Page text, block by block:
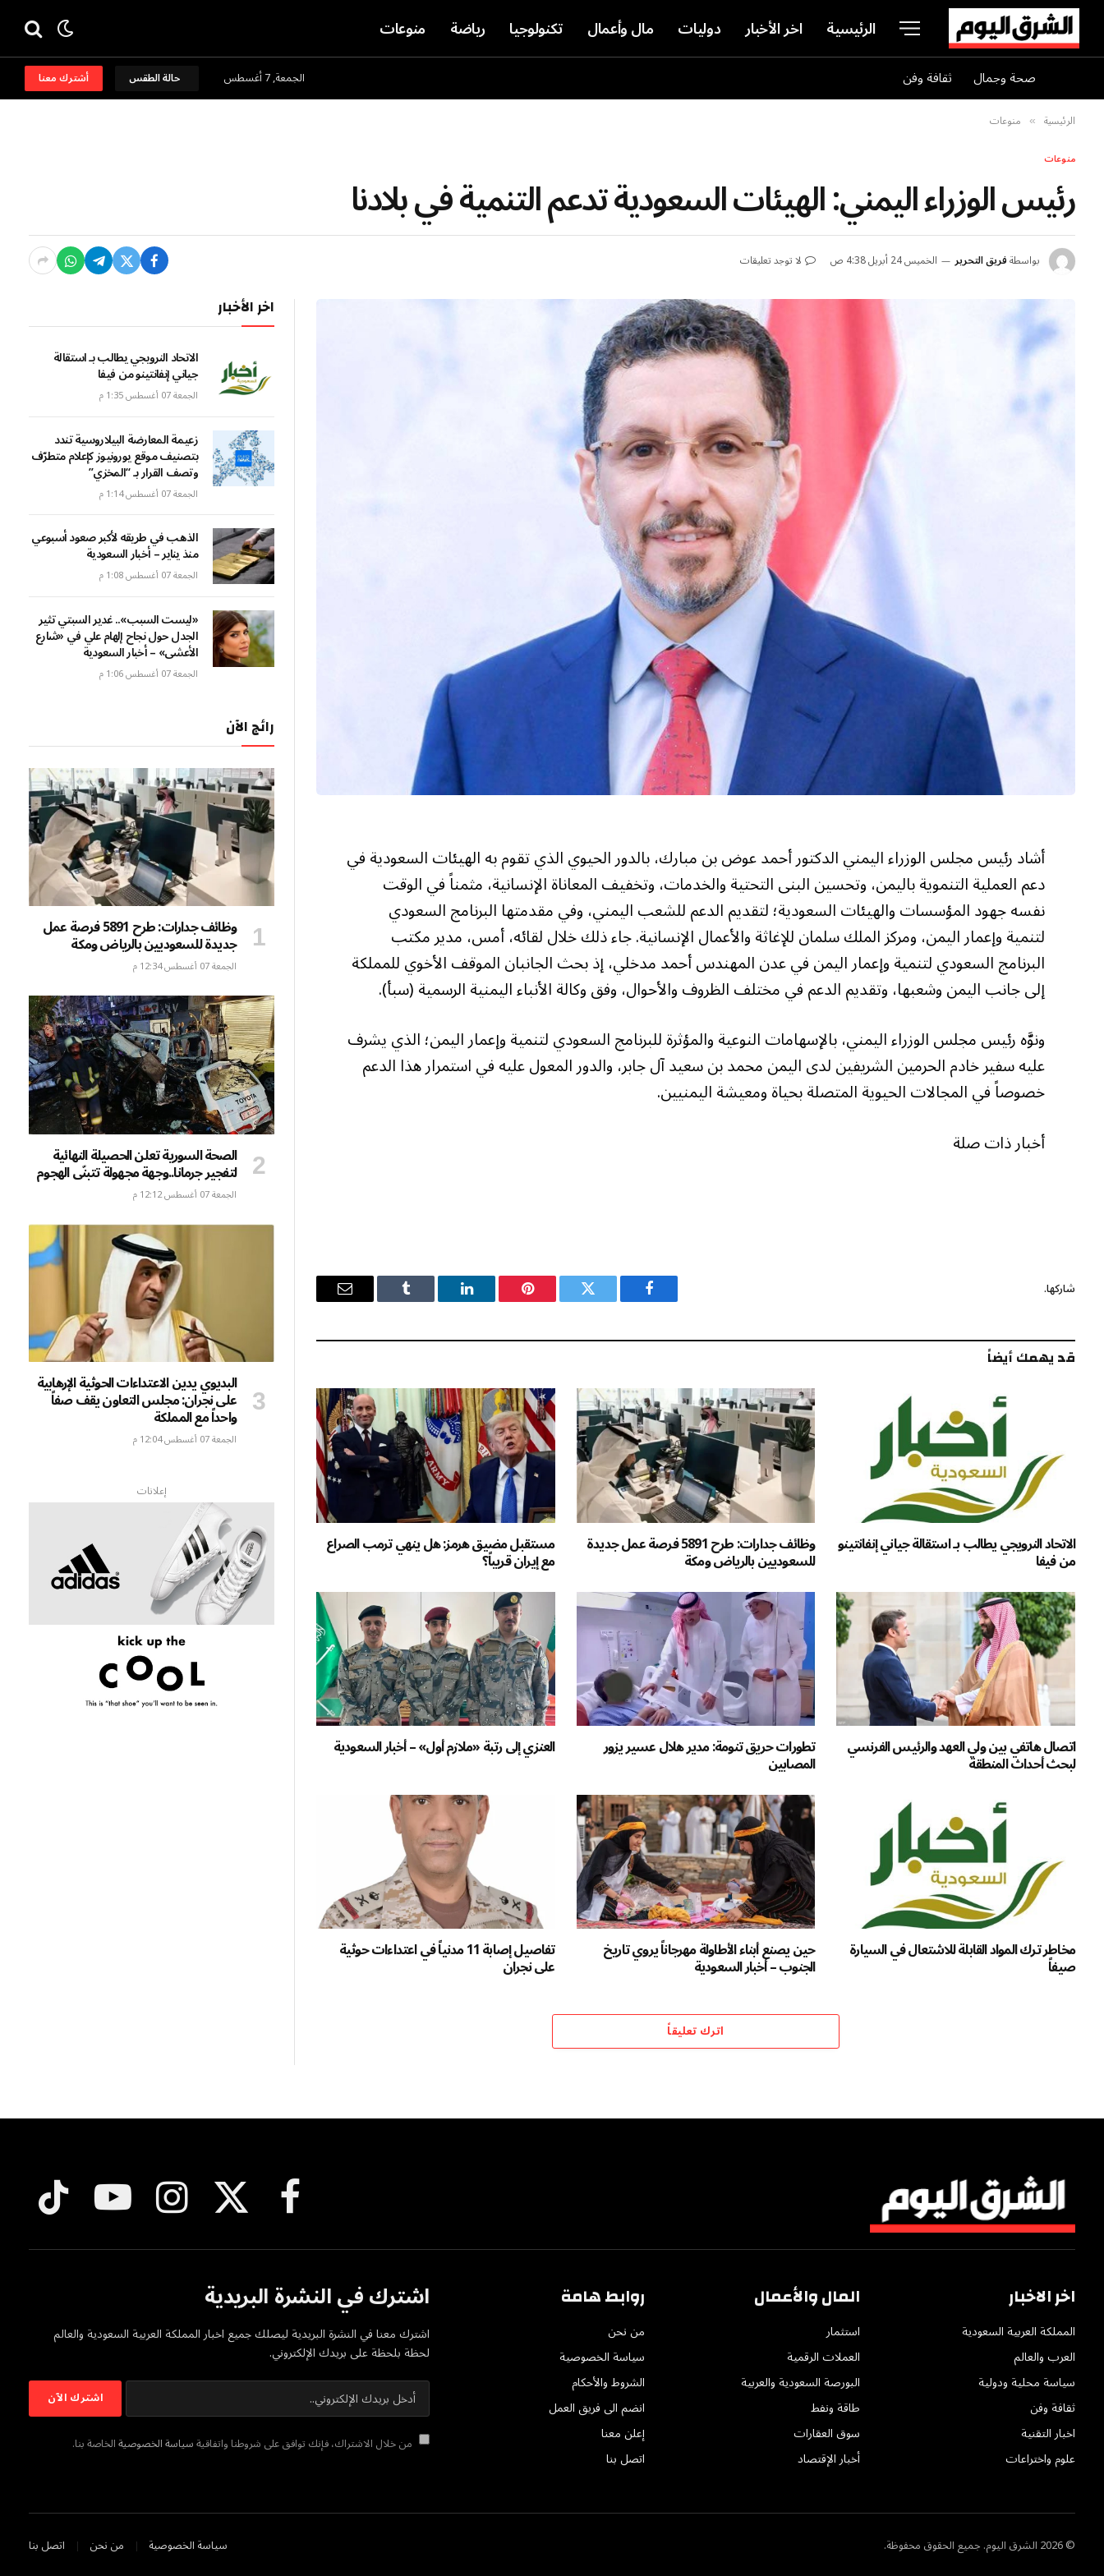
الرئيسية اخر الأخبار دوليات مال وأعمال تكنولوجيا رياضة منوعات
صحة وجمال ثقافة وفن الجمعة, 7 أغسطس حالة الطقس أشترك معنا
الرئيسية » منوعات
منوعات
رئيس الوزراء اليمني: الهيئات السعودية تدعم التنمية في بلادنا
بواسطةفريق التحرير الخميس 24 أبريل 4:38 ص لا توجد تعليقات
أشاد رئيس مجلس الوزراء اليمني الدكتور أحمد عوض بن مبارك، بالدور الحيوي الذي تقوم به الهيئات السعودية في
دعم العملية التنموية باليمن، وتحسين البنى التحتية والخدمات، وتخفيف المعاناة الإنسانية، مثمناً في الوقت
نفسه جهود المؤسسات والهيئات السعودية؛ لتقديم الدعم للشعب اليمني، وفي مقدمتها البرنامج السعودي
لتنمية وإعمار اليمن، ومركز الملك سلمان للإغاثة والأعمال الإنسانية. جاء ذلك خلال لقائه، أمس، مدير مكتب
البرنامج السعودي لتنمية وإعمار اليمن في عدن المهندس أحمد مدخلي، إذ بحث الجانبان الموقف الأخوي للمملكة
إلى جانب اليمن وشعبها، وتقديم الدعم في مختلف الظروف والأحوال، وفق وكالة الأنباء اليمنية الرسمية (سبأ).
ونوَّه رئيس مجلس الوزراء اليمني، بالإسهامات النوعية والمؤثرة للبرنامج السعودي لتنمية وإعمار اليمن؛ الذي يشرف
عليه سفير خادم الحرمين الشريفين لدى اليمن محمد بن سعيد آل جابر، والدور المعول عليه في استمرار هذا الدعم
خصوصاً في المجالات الحيوية المتصلة بحياة ومعيشة اليمنيين.
أخبار ذات صلة
شاركها.
فيسبوك تويتر بينتيريستلينكدإن Tumblr
البريد
قد يهمك أيضاً
الاتحاد النرويجي يطالب بـ استقالة جياني إنفانتينو
من فيفا
وظائف جدارات: طرح 5891 فرصة عمل جديدة
للسعوديين بالرياض ومكة
مستقبل مضيق هرمز: هل ينهي ترمب الصراع
مع إيران قريباً؟
اتصال هاتفي بين ولي العهد والرئيس الفرنسي
لبحث أحداث المنطقة
تطورات حريق تنومة: مدير هلال عسير يزور
المصابين
العنزي إلى رتبة «ملازم أول» – أخبار السعودية
مخاطر ترك المواد القابلة للاشتعال في السيارة
صيفاً
حين يصنع أبناء الأطاولة مهرجاناً يروي تاريخ
الجنوب – أخبار السعودية
تفاصيل إصابة 11 مدنياً في اعتداءات حوثية
على نجران
اترك تعليقاً
اخر الأخبار
الاتحاد النرويجي يطالب بـ استقالة
جياني إنفانتينو من فيفا
الجمعة 07 أغسطس 1:35 م
زعيمة المعارضة البيلاروسية تندد
بتصنيف موقع يورونيوز كإعلام متطرّف
وتصف القرار بـ “المخزي”
الجمعة 07 أغسطس 1:14 م
الذهب في طريقه لأكبر صعود أسبوعي
منذ يناير – أخبار السعودية
الجمعة 07 أغسطس 1:08 م
«ليست السبب».. غدير السبتي تثير
الجدل حول نجاح إلهام علي في «شارع
الأعشى» – أخبار السعودية
الجمعة 07 أغسطس 1:06 م
رائج الآن
وظائف جدارات: طرح 5891 فرصة عمل
جديدة للسعوديين بالرياض ومكة
الجمعة 07 أغسطس 12:34 م
الصحة السورية تعلن الحصيلة النهائية
لتفجير جرمانا..وجهة مجهولة تتبنّى الهجوم
الجمعة 07 أغسطس 12:12 م
البديوي يدين الاعتداءات الحوثية الإرهابية
على نجران: مجلس التعاون يقف صفاً
واحداً مع المملكة
الجمعة 07 أغسطس 12:04 م
إعلانات
فيسبوك X الانستغرام يوتيوب تيكتوك
اخر الاخبار
المملكة العربية السعودية
العرب والعالم
سياسة محلية ودولية
ثقافة وفن
اخبار التقنية
علوم واختراعات
المال والأعمال
استثمار
العملات الرقمية
البورصة السعودية والعربية
طاقة ونفط
سوق العقارات
أخبار الإقتصاد
روابط هامة
من نحن
سياسة الخصوصية
الشروط والأحكام
انضم الى فريق العمل
إعلن معنا
اتصل بنا
اشترك في النشرة البريدية
اشترك معنا في النشرة البريدية ليصلك جميع اخبار المملكة العربية السعودية والعالم
لحظة بلحظة على بريدك الإلكتروني.
من خلال الاشتراك، فإنك توافق على شروطنا واتفاقيةسياسة الخصوصيةالخاصة بنا.
© 2026 الشرق اليوم. جميع الحقوق محفوظة. سياسة الخصوصية من نحن اتصل بنا